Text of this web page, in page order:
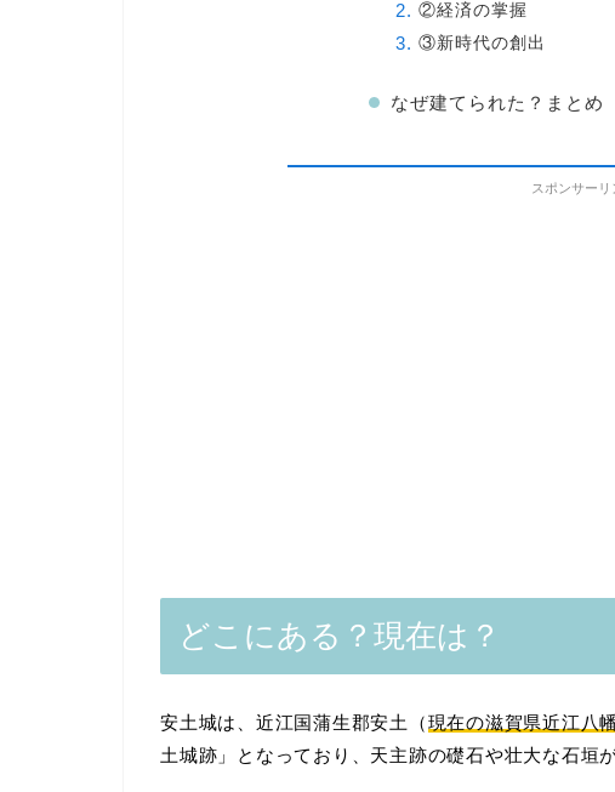
②経済の掌握
③新時代の創出
なぜ建てられた？まとめ
スポンサーリ
どこにある？現在は？
安土城は、近江国蒲生郡安土（現在の滋賀県近江八
土城跡」となっており、天主跡の礎石や壮大な石垣